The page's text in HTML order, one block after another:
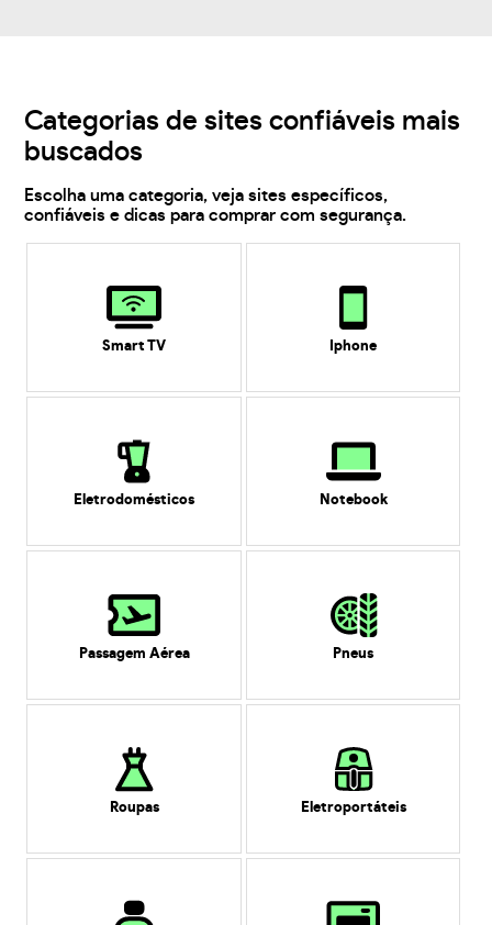
Categorias de sites confiáveis mais
buscados
Escolha uma categoria, veja sites específicos,
confiáveis e dicas para comprar com segurança.
Smart TV Iphone
Eletrodomésticos Notebook
Passagem Aérea Pneus
Roupas Eletroportáteis